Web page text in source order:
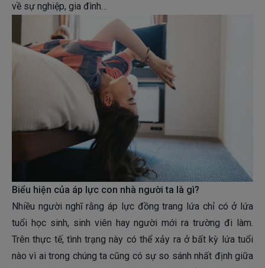
về sự nghiệp, gia đình…
Biểu hiện của áp lực con nhà người ta là gì?
Nhiều người nghĩ rằng áp lực đồng trang lứa chỉ có ở lứa
tuổi học sinh, sinh viên hay người mới ra trường đi làm.
Trên thực tế, tình trạng này có thể xảy ra ở bất kỳ lứa tuổi
nào vì ai trong chúng ta cũng có sự so sánh nhất định giữa